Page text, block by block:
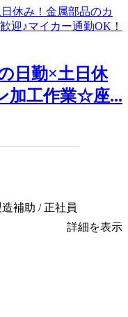
日勤×土日休
加工作業☆座...
補助 / 正社員
詳細を表示